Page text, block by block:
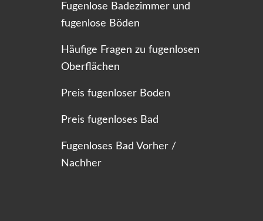
Fugenlose Badezimmer und
fugenlose Böden
Häufige Fragen zu fugenlosen
Oberflächen
Preis fugenloser Boden
Preis fugenloses Bad
Fugenloses Bad Vorher /
Nachher